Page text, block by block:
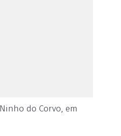
do Corvo, em